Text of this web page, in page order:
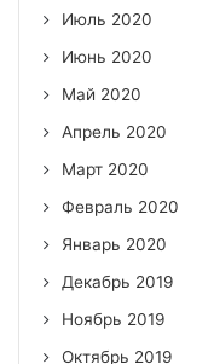
Июль 2020
Июнь 2020
Май 2020
Апрель 2020
Март 2020
Февраль 2020
Январь 2020
Декабрь 2019
Ноябрь 2019
Октябрь 2019